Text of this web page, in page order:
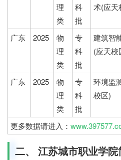
理
类
科
批
术(应天
广东 2025
物
理
类
专
科
批
建筑智
(应天校
广东 2025
物
理
类
专
科
批
环境监
校区)
更多数据请进入：
二、 江苏城市职业学院